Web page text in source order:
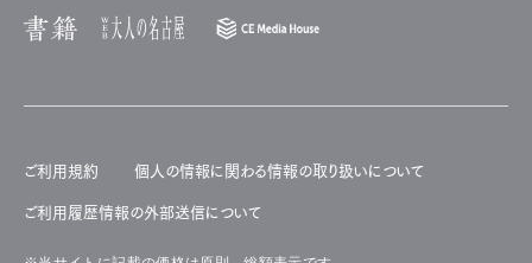
ご利用規約 個人の情報に関わる情報の取り扱いについて
ご利用履歴情報の外部送信について